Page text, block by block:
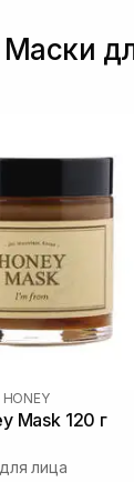
Маски
Mask 120 г
лица